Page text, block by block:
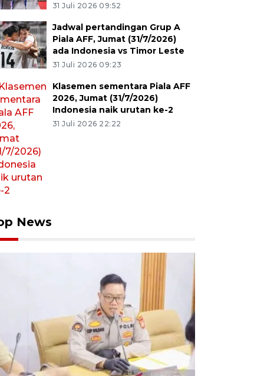
31 Juli 2026 09:52
Jadwal pertandingan Grup A
Piala AFF, Jumat (31/7/2026)
ada Indonesia vs Timor Leste
31 Juli 2026 09:23
Klasemen sementara Piala AFF
2026, Jumat (31/7/2026)
Indonesia naik urutan ke-2
31 Juli 2026 22:22
News